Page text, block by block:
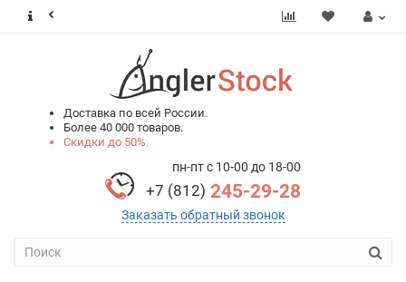
Доставка по всей России.
Более 40 000 товаров.
Скидки до 50%.
пн-пт с 10-00 до 18-00
+7 (812) 245-29-28
Заказать обратный звонок